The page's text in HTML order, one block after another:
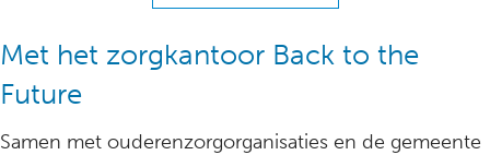
Met het zorgkantoor Back to the
Future
Samen met ouderenzorgorganisaties en de gemeente